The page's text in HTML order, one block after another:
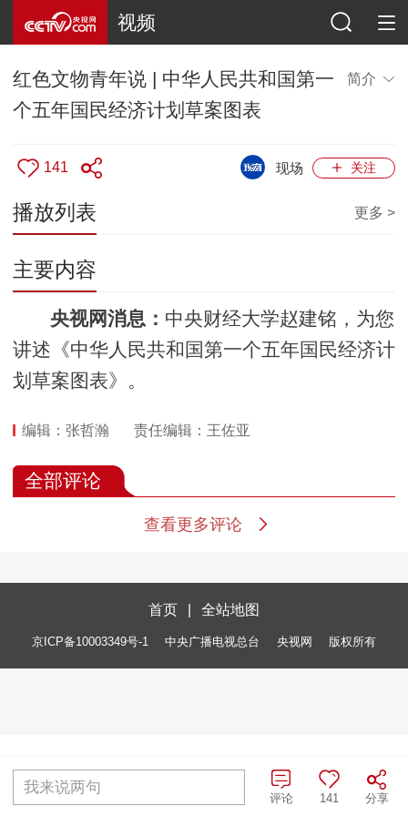
视频
红色文物青年说 | 中华人民共和国第一
个五年国民经济计划草案图表
简介
141 关注
现场
播放列表 更多 >
主要内容
央视网消息： 中央财经大学赵建铭，为您
讲述《中华人民共和国第一个五年国民经济计
划草案图表》。
编辑：张哲瀚 责任编辑：王佐亚
全部评论
查看更多评论
首页 全站地图
京ICP备10003349号-1 中央广播电视总台 央视网 版权所有
我来说两句
分享
141
评论